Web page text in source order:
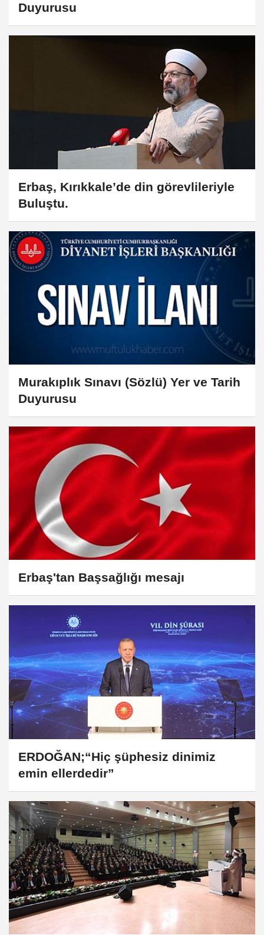
Duyurusu
Erbaş, Kırıkkale’de din görevlileriyle
Buluştu.
Murakıplık Sınavı (Sözlü) Yer ve Tarih
Duyurusu
Erbaş'tan Başsağlığı mesajı
ERDOĞAN;“Hiç şüphesiz dinimiz
emin ellerdedir”